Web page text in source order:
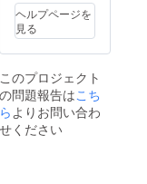
パッ
ケージ
は実際
にお届
ものと
は異な
りま
す。 ※
ポケッ
ヘルプページを
見る
このプロジェクト
の問題報告はこち
らよりお問い合わ
せください